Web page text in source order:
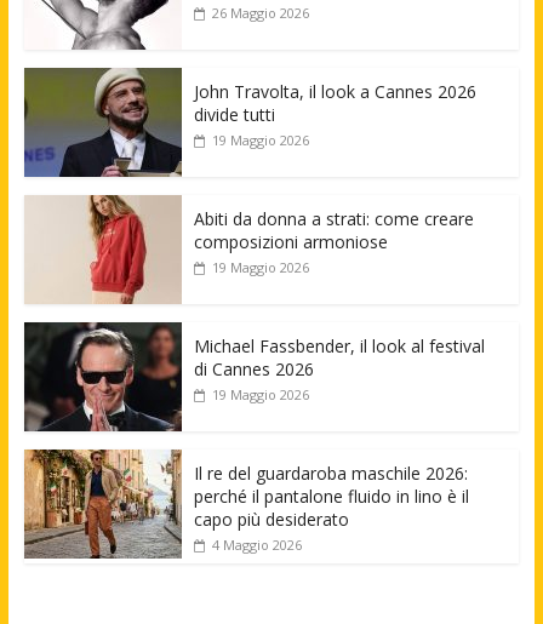
26 Maggio 2026
John Travolta, il look a Cannes 2026
divide tutti
19 Maggio 2026
Abiti da donna a strati: come creare
composizioni armoniose
19 Maggio 2026
Michael Fassbender, il look al festival
di Cannes 2026
19 Maggio 2026
Il re del guardaroba maschile 2026:
perché il pantalone fluido in lino è il
capo più desiderato
4 Maggio 2026